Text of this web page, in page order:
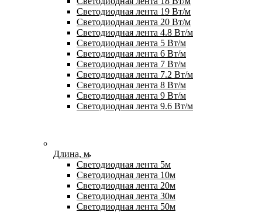
Светодиодная лента 19 Вт/м
Светодиодная лента 20 Вт/м
Светодиодная лента 4.8 Вт/м
Светодиодная лента 5 Вт/м
Светодиодная лента 6 Вт/м
Светодиодная лента 7 Вт/м
Светодиодная лента 7.2 Вт/м
Светодиодная лента 8 Вт/м
Светодиодная лента 9 Вт/м
Светодиодная лента 9.6 Вт/м
Длина, м
Светодиодная лента 5м
Светодиодная лента 10м
Светодиодная лента 20м
Светодиодная лента 30м
Светодиодная лента 50м